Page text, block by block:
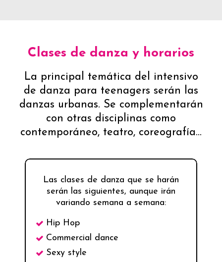
Clases de danza y horarios
La principal temática del intensivo
de danza para teenagers serán las
danzas urbanas. Se complementarán
con otras disciplinas como
contemporáneo, teatro, coreografía…
Las clases de danza que se harán
serán las siguientes, aunque irán
variando semana a semana:
Hip Hop
Commercial dance
Sexy style